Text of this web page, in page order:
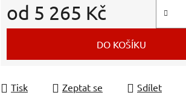
od 5 265 Kč
Měrná cena:
DO KOŠÍKU
Tisk Zeptat se Sdílet